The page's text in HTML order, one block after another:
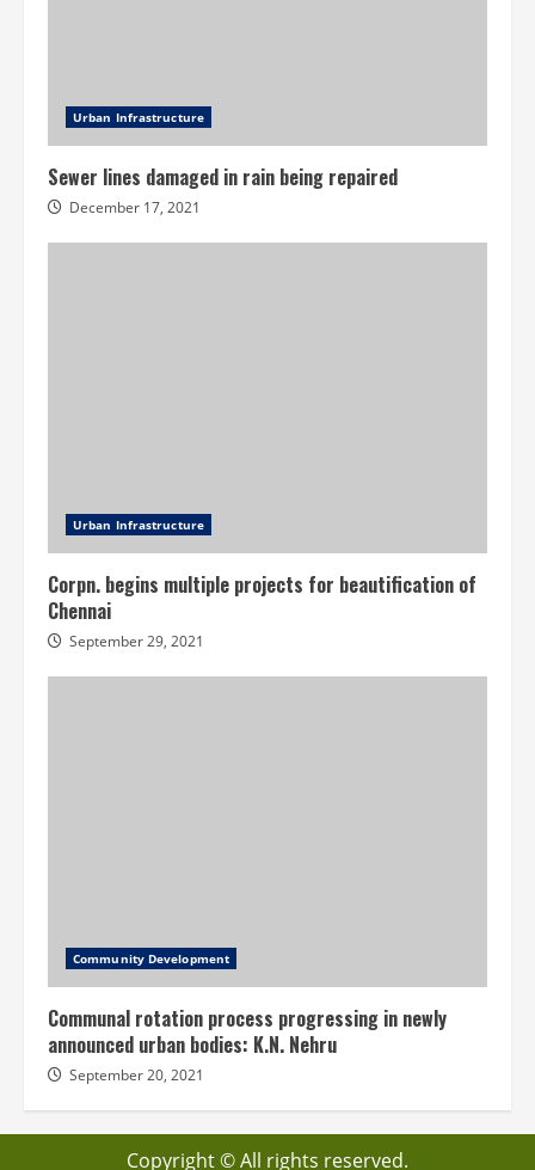
Urban Infrastructure
Sewer lines damaged in rain being repaired
December 17, 2021
Urban Infrastructure
Corpn. begins multiple projects for beautification of
Chennai
September 29, 2021
Community Development
Communal rotation process progressing in newly
announced urban bodies: K.N. Nehru
September 20, 2021
Copyright © All rights reserved.